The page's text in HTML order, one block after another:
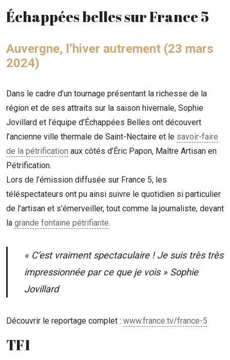
Échappées belles sur France 5
Auvergne, l’hiver autrement (23 mars
2024)
Dans le cadre d’un tournage présentant la richesse de la
région et de ses attraits sur la saison hivernale, Sophie
Jovillard et l’équipe d’Échappées Belles ont découvert
l’ancienne ville thermale de Saint-Nectaire et le savoir-faire
de la pétrification aux côtés d’Éric Papon, Maître Artisan en
Pétrification.
Lors de l’émission diffusée sur France 5, les
téléspectateurs ont pu ainsi suivre le quotidien si particulier
de l’artisan et s’émerveiller, tout comme la journaliste, devant
la grande fontaine pétrifiante.
« C’est vraiment spectaculaire ! Je suis très très
impressionnée par ce que je vois » Sophie
Jovillard
Découvrir le reportage complet : www.france.tv/france-5
TF1